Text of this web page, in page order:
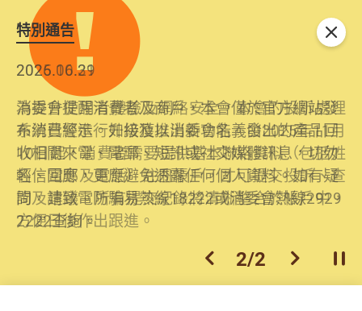
特別通告
2026.06.29
消委會提醒消費者及商戶，本會僅於官方網站發
布消費警示。如接獲以消委會名義發出的產品回
收相關來電、電郵、短訊或社交媒體訊息，切勿
輕信回應，更應避免透露任何個人資料。如有疑
問，請致電防騙易熱線18222或消委會熱線2929
2222查詢。
2025.10.31
為提升使用者體驗及網絡安全，本會的投訴處理
系統已經進行升級及推出新功能。由2025年11月
10日起，消費者需要提供基本聯絡資料（包括姓
名、電郵及電話）註冊帳戶，才可提交投訴、查
詢及建議。所有提交紀錄將清晰整合於帳戶中，
方便日後作出跟進。
上一個
2/2 下一個開
關閉